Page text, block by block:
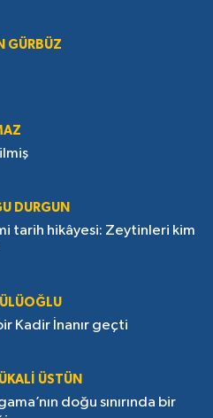
GÜRBÜZ
DURGUN
tarih hikâyesi: Zeytinleri kim
Kadir İnanır geçti
ÜSTÜN
doğu sınırında bir